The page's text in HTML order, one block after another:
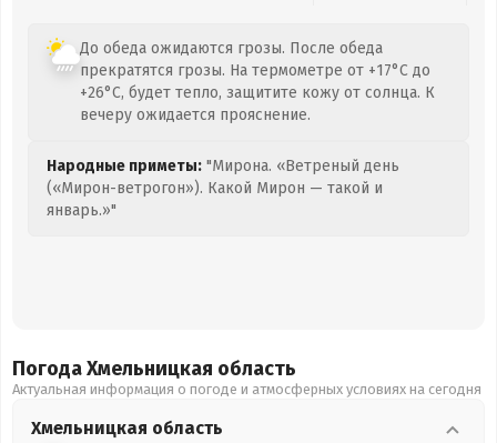
До обеда ожидаются грозы. После обеда
прекратятся грозы. На термометре от +17°C до
+26°C, будет тепло, защитите кожу от солнца. К
вечеру ожидается прояснение.
Народные приметы: "Мирона. «Ветреный день
(«Мирон-ветрогон»). Какой Мирон — такой и
январь.»"
Погода Хмельницкая область
Актуальная информация о погоде и атмосферных условиях на сегодня
Хмельницкая область